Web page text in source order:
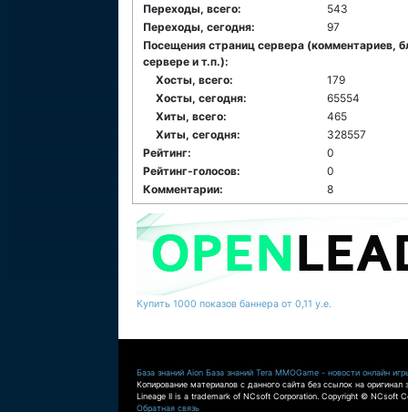
Переходы, всего:
543
Переходы, сегодня:
97
Посещения страниц сервера (комментариев,
сервере и т.п.):
Хосты, всего:
179
Хосты, сегодня:
65554
Хиты, всего:
465
Хиты, сегодня:
328557
Рейтинг:
0
Рейтинг-голосов:
0
Комментарии:
8
Купить 1000 показов баннера от 0,11 у.е.
База знаний Aion База знаний Tera MMOGame - новости онлайн
Копирование материалов с данного сайта без ссылок на оригинал
Lineage II is a trademark of NCsoft Corporation. Copyright © NCsoft
Обратная связь